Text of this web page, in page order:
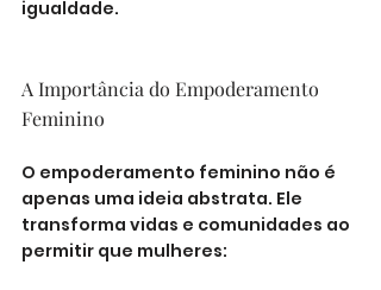
igualdade.
A Importância do Empoderamento
Feminino
O empoderamento feminino não é
apenas uma ideia abstrata. Ele
transforma vidas e comunidades ao
permitir que mulheres: